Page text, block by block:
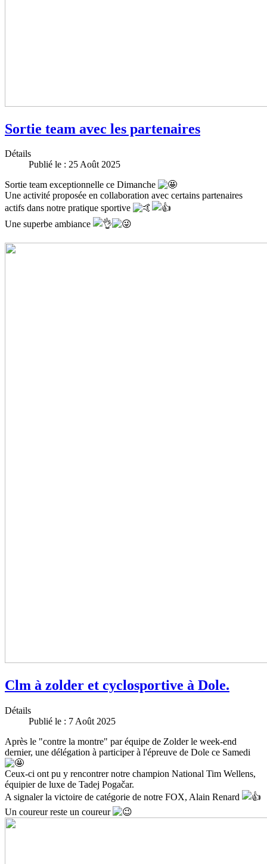
Sortie team avec les partenaires
Détails
Publié le : 25 Août 2025
Sortie team exceptionnelle ce Dimanche
Une activité proposée en collaboration avec certains partenaires
actifs dans notre pratique sportive
Une superbe ambiance
Clm à zolder et cyclosportive à Dole.
Détails
Publié le : 7 Août 2025
Après le "contre la montre" par équipe de Zolder le week-end
dernier, une délégation à participer à l'épreuve de Dole ce Samedi
Ceux-ci ont pu y rencontrer notre champion National Tim Wellens,
équipier de luxe de Tadej Pogačar.
A signaler la victoire de catégorie de notre FOX, Alain Renard
Un coureur reste un coureur